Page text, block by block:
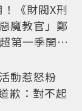
《財閥X刑
魔教官」鄭
第一季開紅
動惹怒粉
歉：對不起